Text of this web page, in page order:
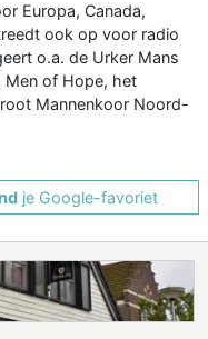
Europa, Canada,
ook op voor radio
o.a. de Urker Mans
Men of Hope, het
Mannenkoor Noord-
je Google-favoriet